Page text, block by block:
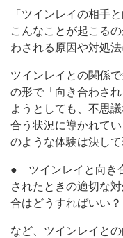
「ツインレイの相手
こんなことが起こる
わされる原因や対処
ツインレイとの関係
の形で「向き合わさ
ようとしても、不思
合う状況に導かれて
のような体験は決し
● ツインレイと向き
されたときの適切な
合はどうすればいい？
など、ツインレイと